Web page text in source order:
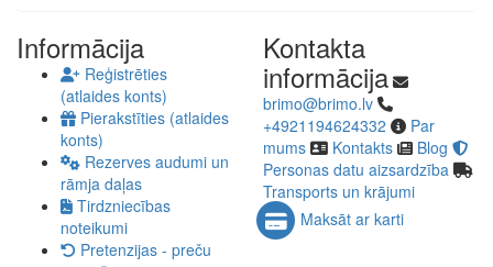
Informācija
Reģistrēties
(atlaides konts)
Pierakstīties (atlaides
konts)
Rezerves audumi un
rāmja daļas
Tirdzniecības
noteikumi
Pretenzijas - preču
Kontakta
informācija
brimo@brimo.lv
+4921194624332
Par
mums
Kontakts
Blog
Personas datu aizsardzība
Transports un krājumi
Maksāt ar karti